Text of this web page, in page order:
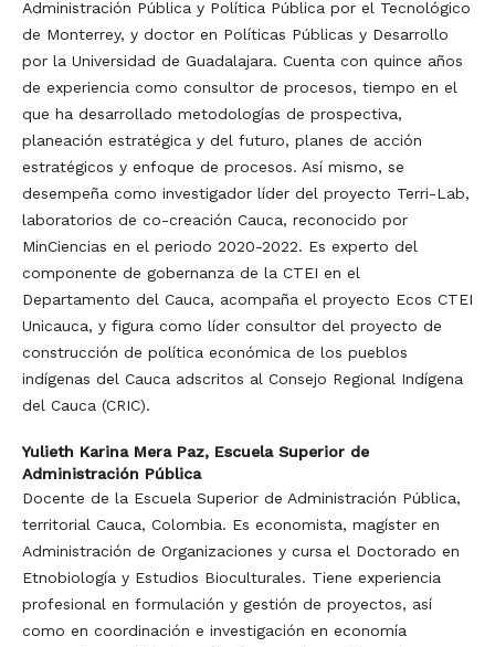
Administración Pública y Política Pública por el Tecnológico
de Monterrey, y doctor en Políticas Públicas y Desarrollo
por la Universidad de Guadalajara. Cuenta con quince años
de experiencia como consultor de procesos, tiempo en el
que ha desarrollado metodologías de prospectiva,
planeación estratégica y del futuro, planes de acción
estratégicos y enfoque de procesos. Así mismo, se
desempeña como investigador líder del proyecto Terri-Lab,
laboratorios de co-creación Cauca, reconocido por
MinCiencias en el periodo 2020-2022. Es experto del
componente de gobernanza de la CTEI en el
Departamento del Cauca, acompaña el proyecto Ecos CTEI
Unicauca, y figura como líder consultor del proyecto de
construcción de política económica de los pueblos
indígenas del Cauca adscritos al Consejo Regional Indígena
del Cauca (CRIC).
Yulieth Karina Mera Paz, Escuela Superior de
Administración Pública
Docente de la Escuela Superior de Administración Pública,
territorial Cauca, Colombia. Es economista, magíster en
Administración de Organizaciones y cursa el Doctorado en
Etnobiología y Estudios Bioculturales. Tiene experiencia
profesional en formulación y gestión de proyectos, así
como en coordinación e investigación en economía